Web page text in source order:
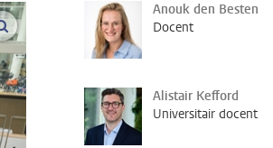
vergroot afbeeldingen
Anouk den Besten
Docent
Alistair Kefford
Universitair docent